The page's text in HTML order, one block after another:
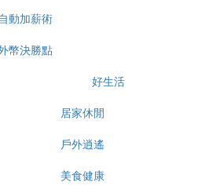
動加薪術
幣決勝點
好生活
居家休閒
戶外逍遙
美食健康